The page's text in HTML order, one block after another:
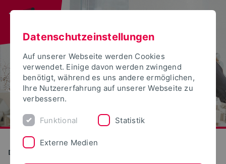
Detmolder Schule für Gestaltung
Datenschutzeinstellungen
Auf unserer Webseite werden Cookies
verwendet. Einige davon werden zwingend
benötigt, während es uns andere ermöglichen,
Ihre Nutzererfahrung auf unserer Webseite zu
verbessern.
Funktional Statistik
Externe Medien